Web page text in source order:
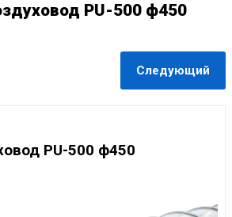
PU-500 ф450
Следующий
PU-500 ф450